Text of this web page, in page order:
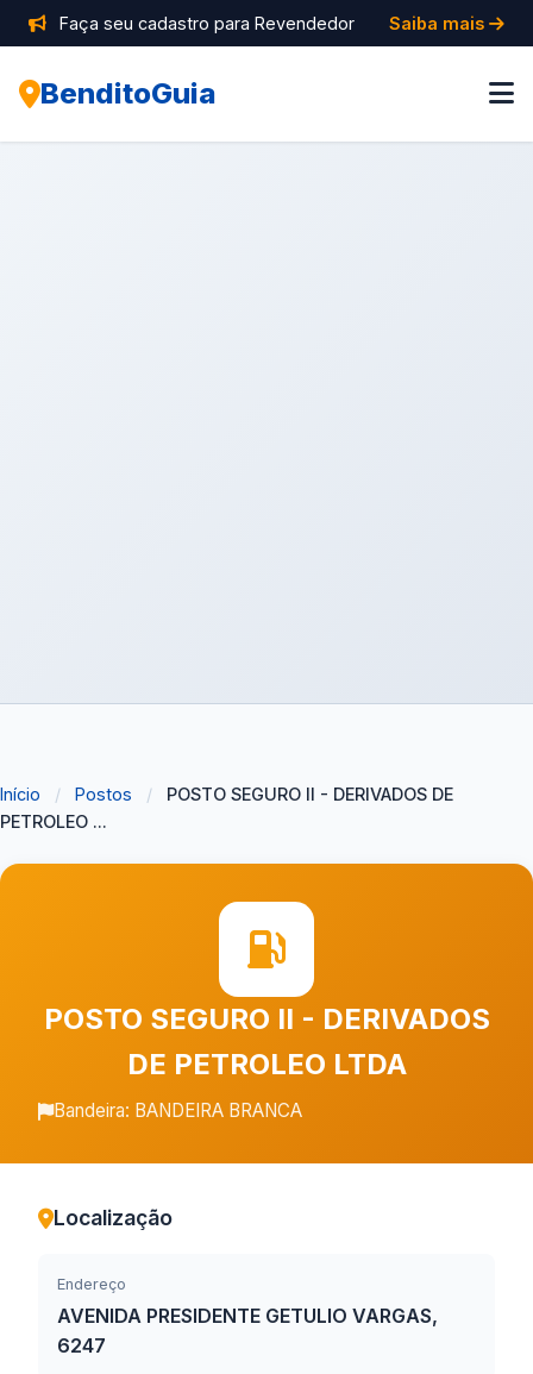
Faça seu cadastro para Revendedor Saiba mais
BenditoGuia
Início / Postos /
POSTO SEGURO II - DERIVADOS DE
PETROLEO ...
POSTO SEGURO II - DERIVADOS
DE PETROLEO LTDA
Bandeira: BANDEIRA BRANCA
Localização
Endereço
AVENIDA PRESIDENTE GETULIO VARGAS,
6247